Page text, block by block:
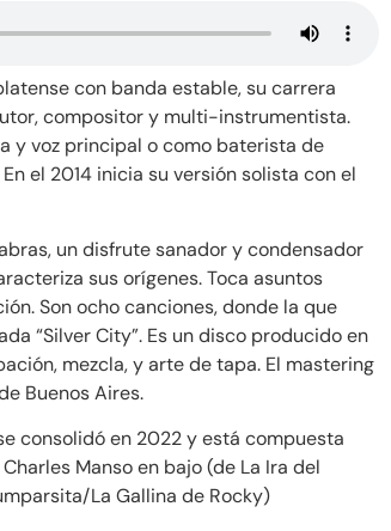
con banda estable, su carrera
compositor y multi-instrumentista.
y voz principal o como baterista de
el 2014 inicia su versión solista con el
un disfrute sanador y condensador
sus orígenes. Toca asuntos
Son ocho canciones, donde la que
“Silver City”. Es un disco producido en
mezcla, y arte de tapa. El mastering
Buenos Aires.
consolidó en 2022 y está compuesta
Manso en bajo (de La Ira del
La Gallina de Rocky)